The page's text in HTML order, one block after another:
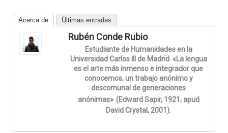
Acerca de Últimas entradas
Rubén Conde Rubio
Estudiante de Humanidades en la
Universidad Carlos III de Madrid. «La lengua
es el arte más inmenso e integrador que
conocemos, un trabajo anónimo y
descomunal de generaciones
anónimas» (Edward Sapir, 1921; apud
David Crystal, 2001).